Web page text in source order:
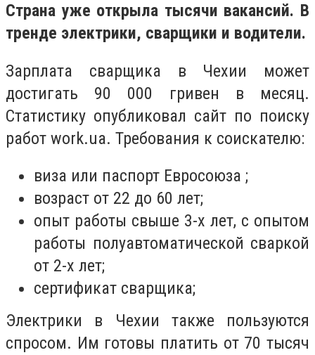
Страна уже открыла тысячи вакансий. В
тренде электрики, сварщики и водители.
Зарплата сварщика в Чехии может
достигать 90 000 гривен в месяц.
Статистику опубликовал сайт по поиску
работ work.ua. Требования к соискателю:
виза или паспорт Евросоюза ;
возраст от 22 до 60 лет;
опыт работы свыше 3-х лет, с опытом
работы полуавтоматической сваркой
от 2-х лет;
сертификат сварщика;
Электрики в Чехии также пользуются
спросом. Им готовы платить от 70 тысяч